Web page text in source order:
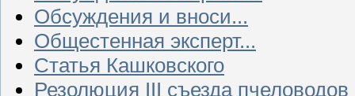
Обсуждения и вноси...
Общестенная эксперт...
Статья Кашковского
Резолюция III съезда